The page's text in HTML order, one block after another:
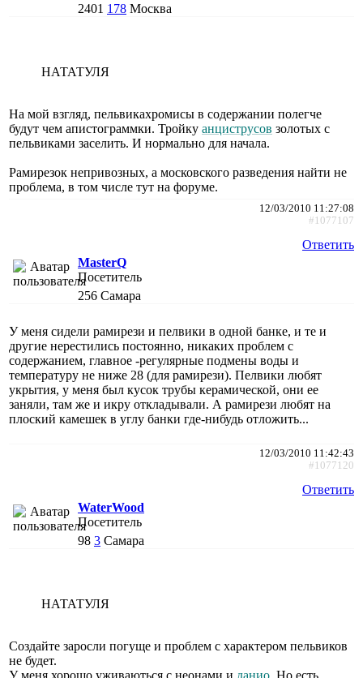
2401 178 Москва
НАТАТУЛЯ
На мой взгляд, пельвикахромисы в содержании полегче
будут чем апистограммки. Тройку анциструсов золотых с
пельвиками заселить. И нормально для начала.
Рамирезок непривозных, а московского разведения найти не
проблема, в том числе тут на форуме.
12/03/2010 11:27:08
#1077107
Ответить
MasterQ
Посетитель
256 Самара
У меня сидели рамирези и пелвики в одной банке, и те и
другие нерестились постоянно, никаких проблем с
содержанием, главное -регулярные подмены воды и
температуру не ниже 28 (для рамирези). Пелвики любят
укрытия, у меня был кусок трубы керамической, они ее
заняли, там же и икру откладывали. А рамирези любят на
плоский камешек в углу банки где-нибудь отложить...
12/03/2010 11:42:43
#1077120
Ответить
WaterWood
Посетитель
98 3 Самара
НАТАТУЛЯ
Создайте заросли погуще и проблем с характером пельвиков
не будет.
У меня хорошо уживаються с неонами и данио . Но есть